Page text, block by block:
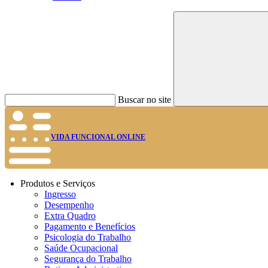
Buscar no site
VIDA FUNCIONAL ONLINE
Produtos e Serviços
Ingresso
Desempenho
Extra Quadro
Pagamento e Benefícios
Psicologia do Trabalho
Saúde Ocupacional
Segurança do Trabalho